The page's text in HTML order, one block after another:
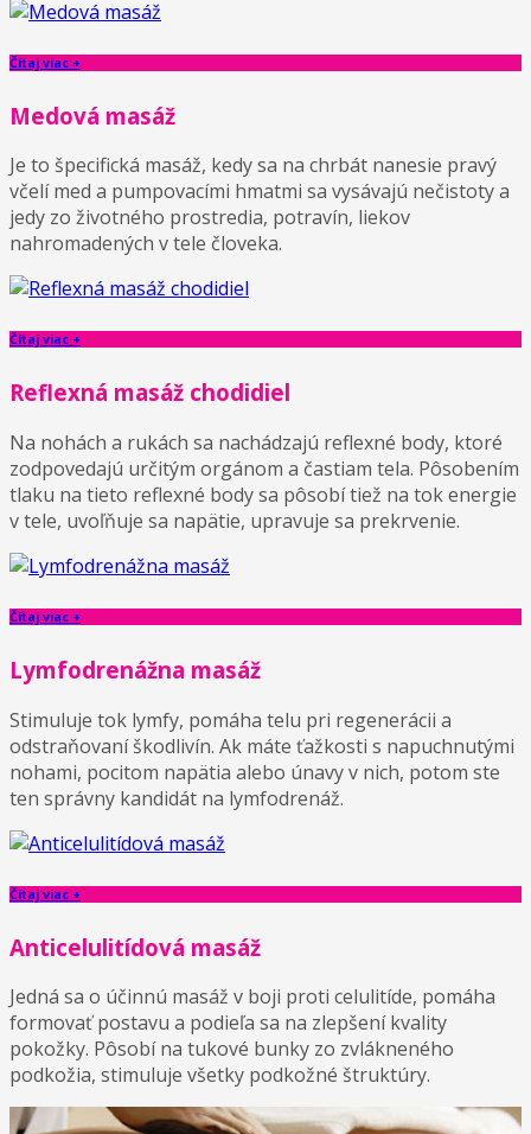
Čítaj viac +
Medová masáž
Je to špecifická masáž, kedy sa na chrbát nanesie pravý
včelí med a pumpovacími hmatmi sa vysávajú nečistoty a
jedy zo životného prostredia, potravín, liekov
nahromadených v tele človeka.
Čítaj viac +
Reflexná masáž chodidiel
Na nohách a rukách sa nachádzajú reflexné body, ktoré
zodpovedajú určitým orgánom a častiam tela. Pôsobením
tlaku na tieto reflexné body sa pôsobí tiež na tok energie
v tele, uvoľňuje sa napätie, upravuje sa prekrvenie.
Čítaj viac +
Lymfodrenážna masáž
Stimuluje tok lymfy, pomáha telu pri regenerácii a
odstraňovaní škodlivín. Ak máte ťažkosti s napuchnutými
nohami, pocitom napätia alebo únavy v nich, potom ste
ten správny kandidát na lymfodrenáž.
Čítaj viac +
Anticelulitídová masáž
Jedná sa o účinnú masáž v boji proti celulitíde, pomáha
formovať postavu a podieľa sa na zlepšení kvality
pokožky. Pôsobí na tukové bunky zo zvlákneného
podkožia, stimuluje všetky podkožné štruktúry.